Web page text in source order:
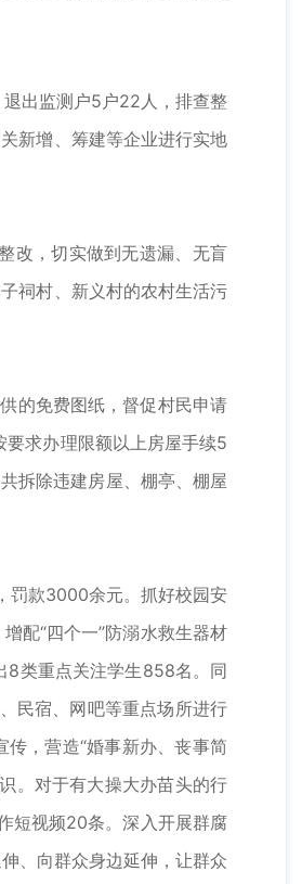
出监测户5户22人，排查整
新增、筹建等企业进行实地
改，切实做到无遗漏、无盲
祠村、新义村的农村生活污
的免费图纸，督促村民申请
求办理限额以上房屋手续5
拆除违建房屋、棚亭、棚屋
款3000余元。抓好校园安
配“四个一”防溺水救生器材
8类重点关注学生858名。同
民宿、网吧等重点场所进行
，营造“婚事新办、丧事简
。对于有大操大办苗头的行
短视频20条。深入开展群腐
、向群众身边延伸，让群众